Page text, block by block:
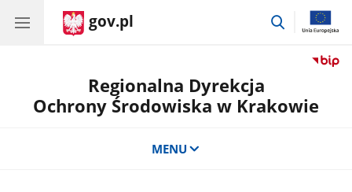
gov.pl
przejdź
Regionalna Dyrekcja
Ochrony Środowiska w Krakowie
MENU